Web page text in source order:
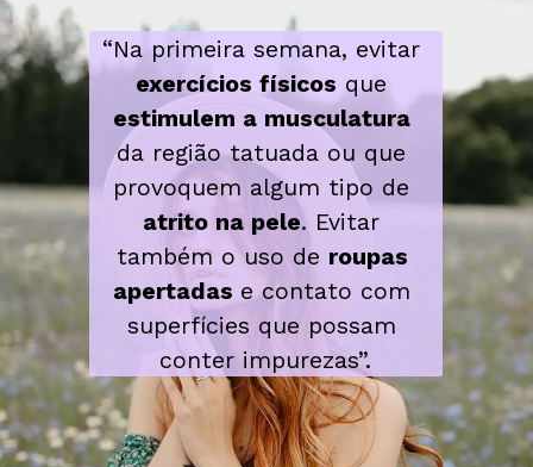
exercícios físicos
estimulem a musculatura
da região tatuada ou que
atrito na pele. Evitar
também o uso de roupas
apertadas e contato com
superfícies que possam
conter impurezas”.